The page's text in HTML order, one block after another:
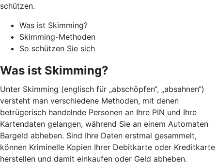
schützen.
Was ist Skimming?
Skimming-Methoden
So schützen Sie sich
Was ist Skimming?
Unter Skimming (englisch für „abschöpfen“, „absahnen“)
versteht man verschiedene Methoden, mit denen
betrügerisch handelnde Personen an Ihre PIN und Ihre
Kartendaten gelangen, während Sie an einem Automaten
Bargeld abheben. Sind Ihre Daten erstmal gesammelt,
können Kriminelle Kopien Ihrer Debitkarte oder Kreditkarte
herstellen und damit einkaufen oder Geld abheben.